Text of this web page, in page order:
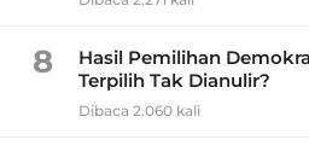
8
Hasil Pemilihan
Terpilih Tak Dianulir?
Dibaca 2.060 kali